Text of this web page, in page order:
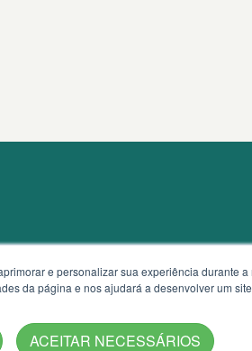
e personalizar sua experiência durante
da página e nos ajudará a desenvolver um
ACEITAR NECESSÁRIOS